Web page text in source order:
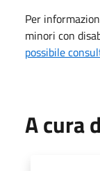
Per
minori con
possibile
A cura